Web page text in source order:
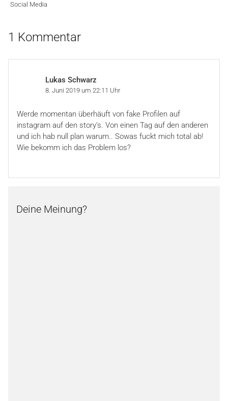
Social Media
1 Kommentar
Lukas Schwarz
8. Juni 2019 um 22:11 Uhr
Werde momentan überhäuft von fake Profilen auf
instagram auf den story’s. Von einen Tag auf den anderen
und ich hab null plan warum.. Sowas fuckt mich total ab!
Wie bekomm ich das Problem los?
Deine Meinung?